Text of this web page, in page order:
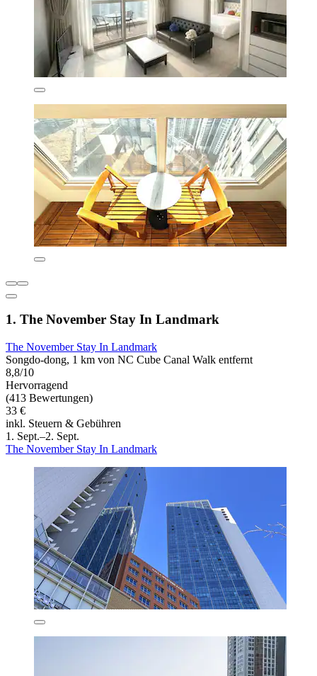
1. The November Stay In Landmark
The November Stay In Landmark
Songdo-dong, 1 km von NC Cube Canal Walk entfernt
8,8/10
Hervorragend
(413 Bewertungen)
33 €
inkl. Steuern & Gebühren
1. Sept.–2. Sept.
The November Stay In Landmark